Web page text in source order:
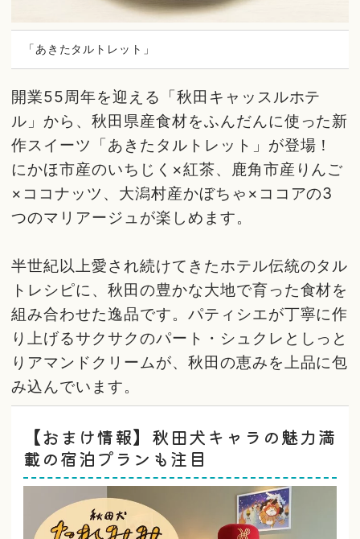
「あきたタルトレット」
開業55周年を迎える「秋田キャッスルホテ
ル」から、秋田県産食材をふんだんに使った新
作スイーツ「あきたタルトレット」が登場！
にかほ市産のいちじく×紅茶、鹿角市産りんご
×ココナッツ、大潟村産かぼちゃ×ココアの3
つのマリアージュが楽しめます。
半世紀以上愛され続けてきたホテル伝統のタル
トレシピに、秋田の豊かな大地で育った食材を
組み合わせた逸品です。パティシエが丁寧に作
り上げるサクサクのパート・シュクレとしっと
りアマンドクリームが、秋田の恵みを上品に包
み込んでいます。
【おまけ情報】秋田犬キャラの魅力満
載の宿泊プランも注目